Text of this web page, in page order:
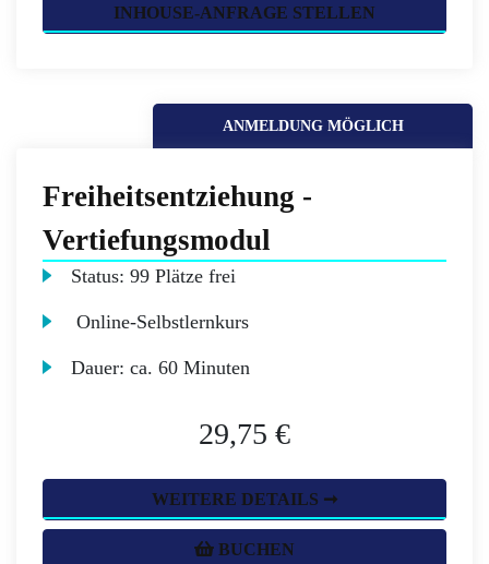
INHOUSE-ANFRAGE STELLEN
ANMELDUNG MÖGLICH
Freiheitsentziehung -
Vertiefungsmodul
Status:99 Plätze frei
Online-Selbstlernkurs
Dauer:ca. 60 Minuten
29,75 €
WEITERE DETAILS ➞
BUCHEN